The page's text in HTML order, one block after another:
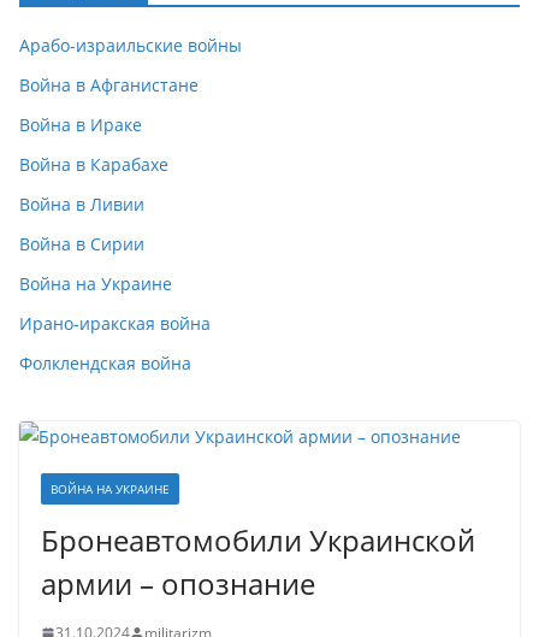
Арабо-израильские войны
Война в Афганистане
Война в Ираке
Война в Карабахе
Война в Ливии
Война в Сирии
Война на Украине
Ирано-иракская война
Фолклендская война
ВОЙНА НА УКРАИНЕ
Бронеавтомобили Украинской
армии – опознание
31.10.2024 militarizm